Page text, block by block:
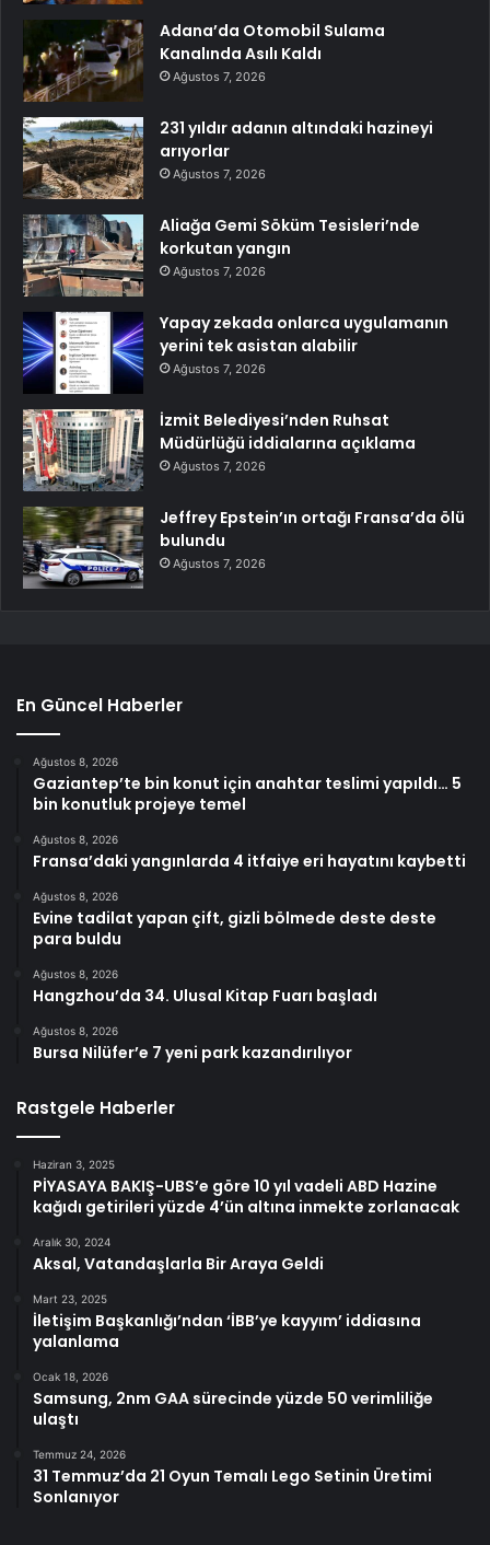
Adana’da Otomobil Sulama
Kanalında Asılı Kaldı
Ağustos 7, 2026
231 yıldır adanın altındaki hazineyi
arıyorlar
Ağustos 7, 2026
Aliağa Gemi Söküm Tesisleri’nde
korkutan yangın
Ağustos 7, 2026
Yapay zekada onlarca uygulamanın
yerini tek asistan alabilir
Ağustos 7, 2026
İzmit Belediyesi’nden Ruhsat
Müdürlüğü iddialarına açıklama
Ağustos 7, 2026
Jeffrey Epstein’ın ortağı Fransa’da ölü
bulundu
Ağustos 7, 2026
En Güncel Haberler
Ağustos 8, 2026
Gaziantep’te bin konut için anahtar teslimi yapıldı… 5
bin konutluk projeye temel
Ağustos 8, 2026
Fransa’daki yangınlarda 4 itfaiye eri hayatını kaybetti
Ağustos 8, 2026
Evine tadilat yapan çift, gizli bölmede deste deste
para buldu
Ağustos 8, 2026
Hangzhou’da 34. Ulusal Kitap Fuarı başladı
Ağustos 8, 2026
Bursa Nilüfer’e 7 yeni park kazandırılıyor
Rastgele Haberler
Haziran 3, 2025
PİYASAYA BAKIŞ-UBS’e göre 10 yıl vadeli ABD Hazine
kağıdı getirileri yüzde 4’ün altına inmekte zorlanacak
Aralık 30, 2024
Aksal, Vatandaşlarla Bir Araya Geldi
Mart 23, 2025
İletişim Başkanlığı’ndan ‘İBB’ye kayyım’ iddiasına
yalanlama
Ocak 18, 2026
Samsung, 2nm GAA sürecinde yüzde 50 verimliliğe
ulaştı
Temmuz 24, 2026
31 Temmuz’da 21 Oyun Temalı Lego Setinin Üretimi
Sonlanıyor